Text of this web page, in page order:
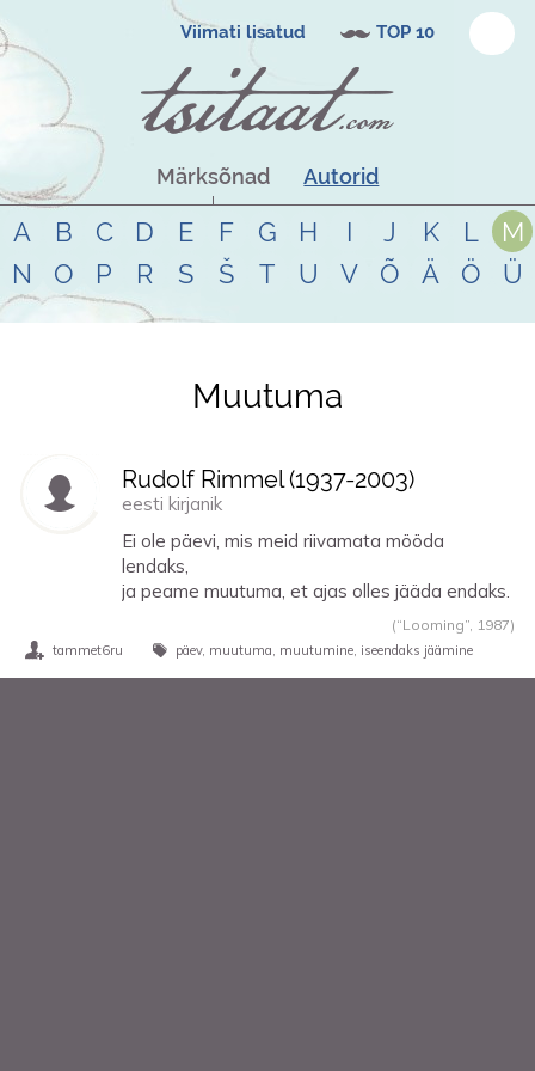
Viimati lisatud TOP 10
Märksõnad Autorid
A B C D E F G H I J K L
M
N
O P R S Š T U V Õ Ä Ö Ü
Tsitaadid teemalmuutuma
Muutuma
Rudolf Rimmel (1937-2003)
eesti kirjanik
Ei ole päevi, mis meid riivamata mööda
lendaks,
ja peame muutuma, et ajas olles jääda endaks.
(“Looming”, 1987)
tammet6ru päev muutuma muutumine iseendaks jäämine